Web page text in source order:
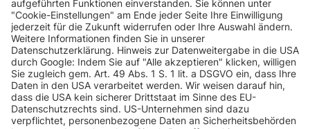
INFORMATIONEN
KUNDENSERVICE
INFORMATIONEN